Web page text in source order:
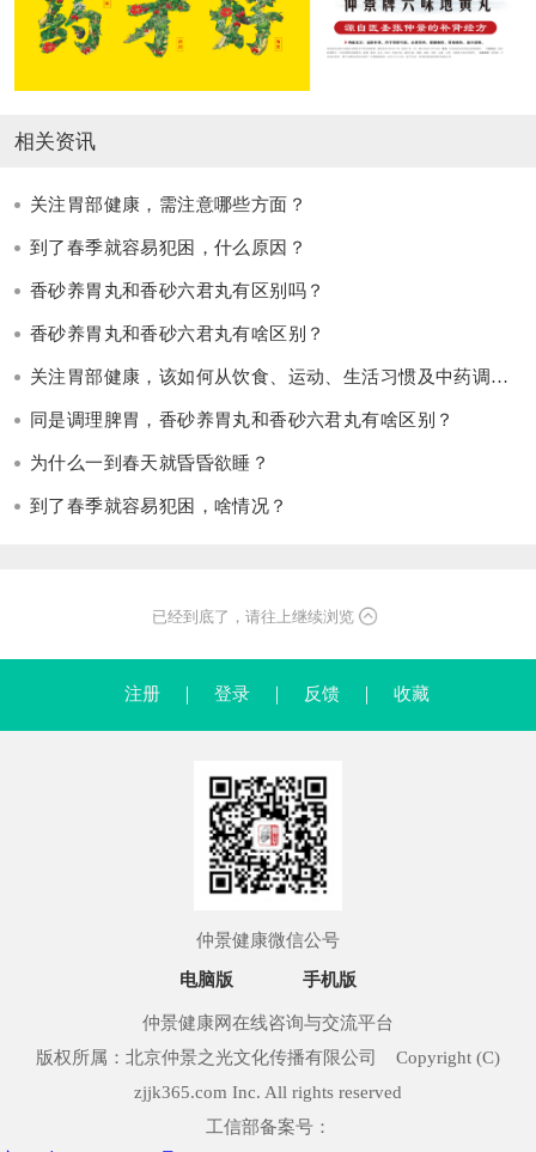
相关资讯
关注胃部健康，需注意哪些方面？
到了春季就容易犯困，什么原因？
香砂养胃丸和香砂六君丸有区别吗？
香砂养胃丸和香砂六君丸有啥区别？
关注胃部健康，该如何从饮食、运动、生活习惯及中药调理四个方面养胃护胃呢？
同是调理脾胃，香砂养胃丸和香砂六君丸有啥区别？
为什么一到春天就昏昏欲睡？
到了春季就容易犯困，啥情况？
已经到底了，请往上继续浏览
注册 登录 反馈 收藏
仲景健康微信公号
电脑版 手机版
仲景健康网在线咨询与交流平台
版权所属：北京仲景之光文化传播有限公司 Copyright (C)
zjjk365.com Inc. All rights reserved
工信部备案号：